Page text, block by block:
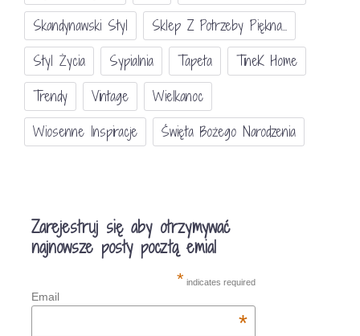
Skandynawski Styl
Sklep Z Potrzeby Piękna...
Styl Życia
Sypialnia Tapeta
TineK Home
Trendy
Vintage
Wielkanoc
Wiosenne Inspiracje
Święta Bożego Narodzenia
Zarejestruj się aby otrzymywać
najnowsze posty pocztą emial
* indicates required
Email
*